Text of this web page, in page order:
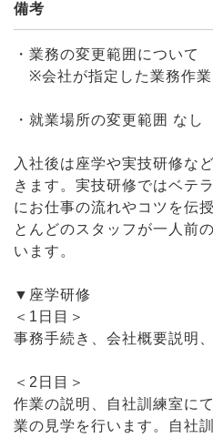
備考
・業務の変更範囲について
※会社が指定した業務作業
・就業場所の変更範囲 なし
入社後は座学や実技研修な
きます。実技研修ではベテ
にお仕事の流れやコツを伝
とんどのスタッフが一人前
います。
▼座学研修
＜1日目＞
事務手続き、会社概要説明
＜2日目＞
作業の説明、自社訓練室に
業の見学を行います。自社